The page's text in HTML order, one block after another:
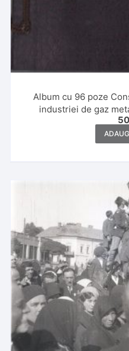
Album cu 96 poze
industriei de gaz
Motăș,1930 și 1931,